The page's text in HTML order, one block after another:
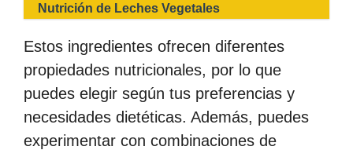
Nutrición de Leches Vegetales
Estos ingredientes ofrecen diferentes
propiedades nutricionales, por lo que
puedes elegir según tus preferencias y
necesidades dietéticas. Además, puedes
experimentar con combinaciones de